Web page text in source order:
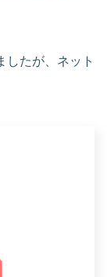
したが、ネット